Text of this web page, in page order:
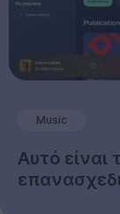
Music
Αυτό